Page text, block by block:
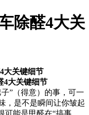
除醛4大关
4大关键细节
意）的事，可一
，是不是瞬间让你皱起
，这很可能是甲醛在“搞事